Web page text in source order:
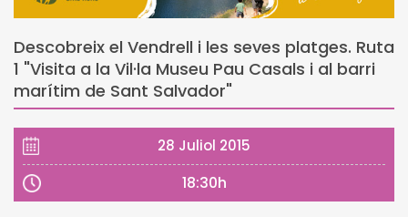
Descobreix el Vendrell i les seves platges. Ruta
1 "Visita a la Vil·la Museu Pau Casals i al barri
marítim de Sant Salvador"
28 Juliol 2015
18:30h